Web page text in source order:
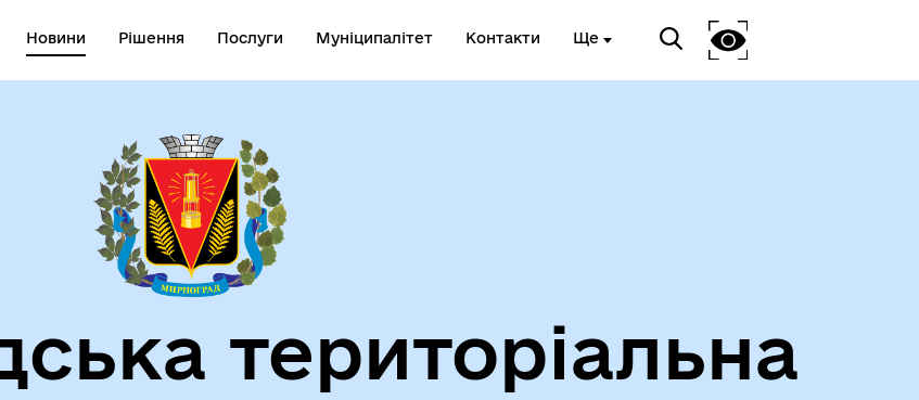
Новини Рішення Послуги Муніципалітет Контакти Ще
СТАТУТ МИРНОГРАДСЬКОЇ
МІСЬКОЇ ТЕРИТОРІАЛЬНОЇ
ГРОМАДИ
територіальна